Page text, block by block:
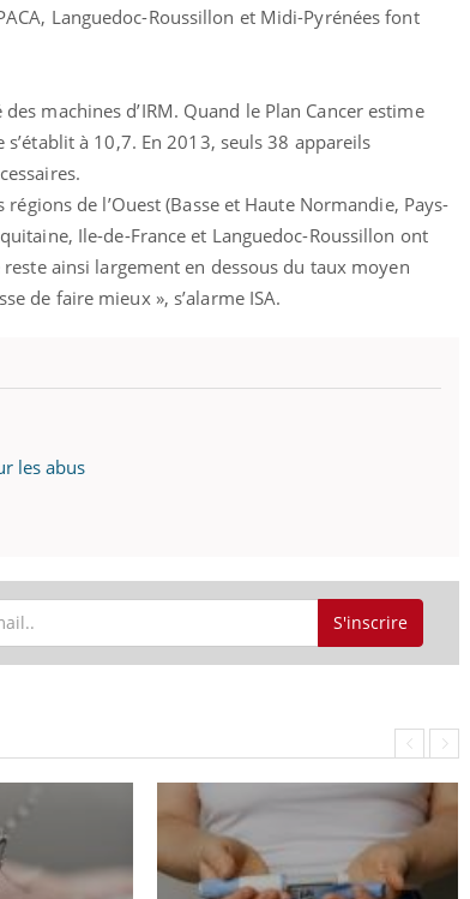
Languedoc-Roussillon et Midi-Pyrénées font
machines d’IRM. Quand le Plan Cancer estime
à 10,7. En 2013, seuls 38 appareils
de l’Ouest (Basse et Haute Normandie, Pays-
Ile-de-France et Languedoc-Roussillon ont
ainsi largement en dessous du taux moyen
de faire mieux », s’alarme ISA.
les abus
S'inscrire